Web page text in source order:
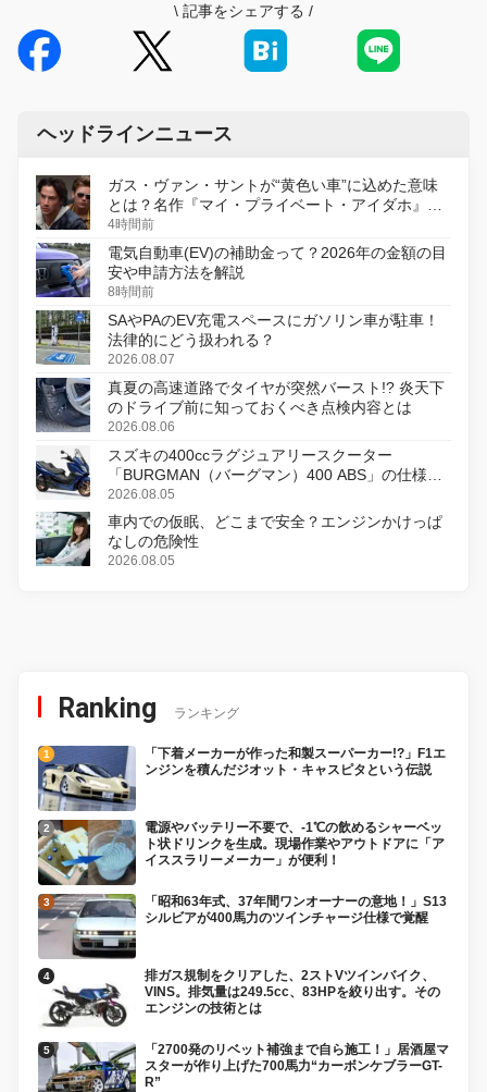
\ 記事をシェアする /
ヘッドラインニュース
ガス・ヴァン・サントが“黄色い車”に込めた意味
とは？名作『マイ・プライベート・アイダホ』が
初のデジタルリマスター版で復活
4時間前
電気自動車(EV)の補助金って？2026年の金額の目
安や申請方法を解説
8時間前
SAやPAのEV充電スペースにガソリン車が駐車！
法律的にどう扱われる？
2026.08.07
真夏の高速道路でタイヤが突然バースト!? 炎天下
のドライブ前に知っておくべき点検内容とは
2026.08.06
スズキの400ccラグジュアリースクーター
「BURGMAN（バーグマン）400 ABS」の仕様を
変更し、8月18日に発売
2026.08.05
車内での仮眠、どこまで安全？エンジンかけっぱ
なしの危険性
2026.08.05
Ranking ランキング
「下着メーカーが作った和製スーパーカー!?」F1エ
ンジンを積んだジオット・キャスピタという伝説
電源やバッテリー不要で、-1℃の飲めるシャーベッ
ト状ドリンクを生成。現場作業やアウトドアに「ア
イススラリーメーカー」が便利！
「昭和63年式、37年間ワンオーナーの意地！」S13
シルビアが400馬力のツインチャージ仕様で覚醒
排ガス規制をクリアした、2ストVツインバイク、
VINS。排気量は249.5cc、83HPを絞り出す。その
エンジンの技術とは
「2700発のリベット補強まで自ら施工！」居酒屋マ
スターが作り上げた700馬力“カーボンケブラーGT-
R”